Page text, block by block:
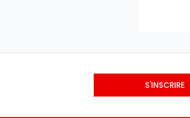
S'INSCRIRE